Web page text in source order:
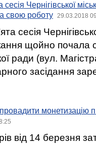
Чернігівської
свою роботу
29.03.2018
сесія
щойно почала
ради (вул.
засідання
монетизацію
від 14 березня